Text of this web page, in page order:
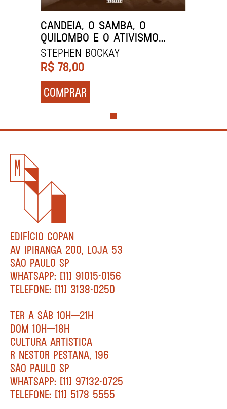
CANDEIA, O SAMBA, O
QUILOMBO E O ATIVISMO
NEGRO
Stephen BocKay
R$ 78,00
COMPRAR
EDIFÍCIO COPAN
AV IPIRANGA 200, LOJA 53
SÃO PAULO SP
WHATSAPP: [11] 91015-0156
TELEFONE: [11] 3138-0250
TER A SÁB 10H—21H
DOM 10H—18H
CULTURA ARTÍSTICA
R NESTOR PESTANA, 196
SÃO PAULO SP
WHATSAPP: [11] 97132-0725
TELEFONE: [11] 5178 5555